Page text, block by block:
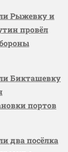
Рыжевку и
провёл
Бикташевку
портов
два посёлка